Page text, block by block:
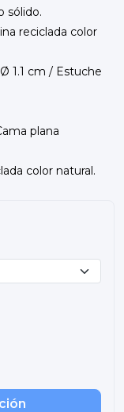
sólido.
reciclada color
1.1 cm / Estuche
plana
color natural.